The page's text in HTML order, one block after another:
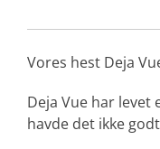
Vores hest Deja
Deja Vue har levet
havde det ikke